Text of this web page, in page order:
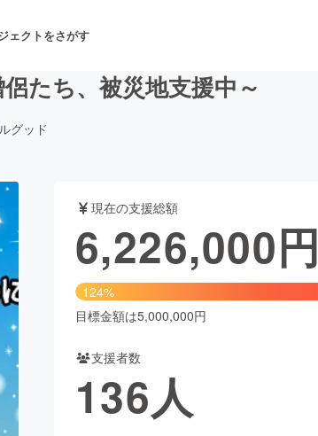
ェクトをさがす
台・パフォーマンス
ファッション
メ・漫画
ビューティー・ヘルスケア
たち、被災地支援中～
グッド
現在の支援総額
6,226,000円
124%
目標金額は5,000,000円
支援者数
136人